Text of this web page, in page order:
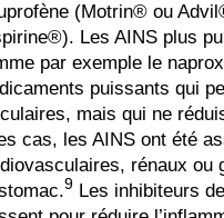
(Motrin® ou
Les AINS plus
par exemple le
puissants qui
mais qui ne
cas, les AINS ont été
rénaux ou
9 Les inhibiteurs